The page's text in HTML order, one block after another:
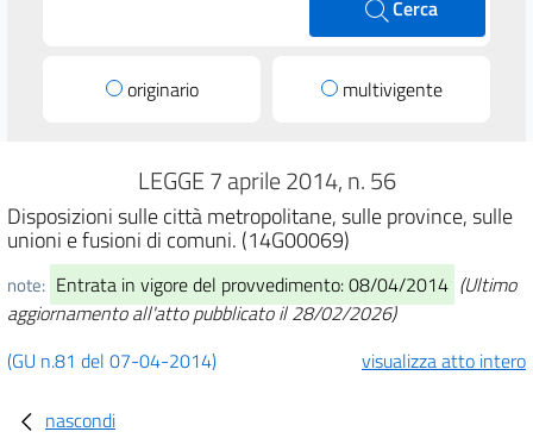
Cerca
originario multivigente
LEGGE 7 aprile 2014, n. 56
Disposizioni sulle città metropolitane, sulle province, sulle
unioni e fusioni di comuni. (14G00069)
note: Entrata in vigore del provvedimento: 08/04/2014 (Ultimo
aggiornamento all'atto pubblicato il 28/02/2026)
(GU n.81 del 07-04-2014)
visualizza atto intero
nascondi